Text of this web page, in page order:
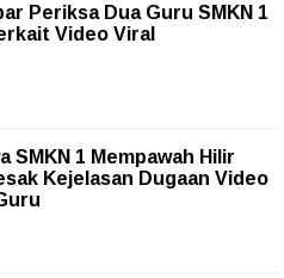
Periksa Dua Guru SMKN 1
Video Viral
SMKN 1 Mempawah Hilir
Kejelasan Dugaan Video